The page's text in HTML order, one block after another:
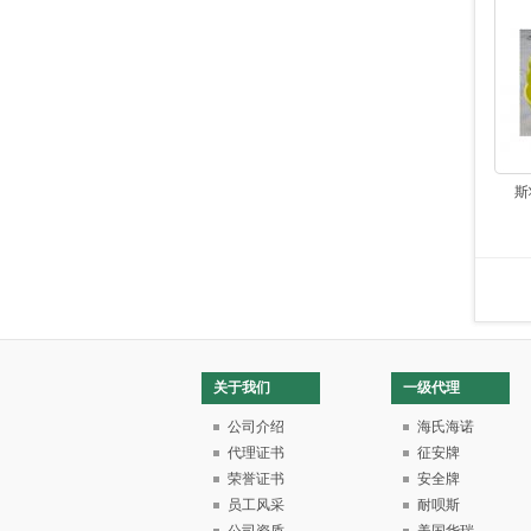
斯
关于我们
公司介绍
代理证书
荣誉证书
员工风采
一级代理
海氏海诺
征安牌
安全牌
耐呗斯